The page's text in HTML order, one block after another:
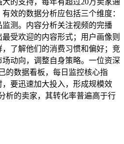
效的数据分析应包括三个维度：
测。内容分析关注视频的完播
受欢迎的内容形式；用户画像则
了解他们的消费习惯和偏好；竞
动向，调整自身策略。一位资深
的数据看板，每日监控核心指
要迅速加大投入，形成规模效
析的卖家，其转化率普遍高于行